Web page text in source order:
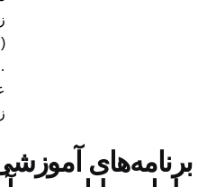
برنامه‌های